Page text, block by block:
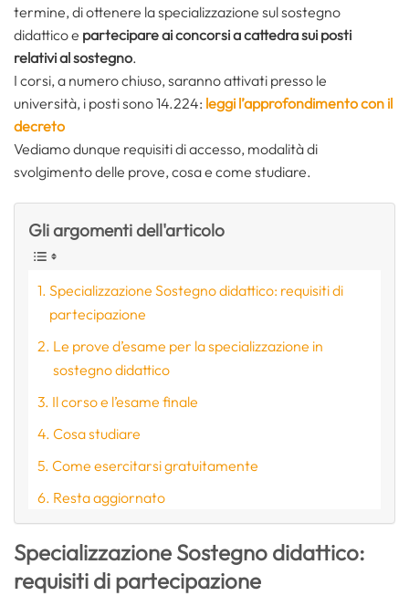
termine, di ottenere la specializzazione sul sostegno
didattico e partecipare ai concorsi a cattedrasui posti
relativi al sostegno.
I corsi, a numero chiuso, saranno attivati presso le
università, i posti sono 14.224: leggi l’approfondimento con il
decreto
Vediamo dunque requisiti di accesso, modalità di
svolgimento delle prove, cosa e come studiare.
Gli argomenti dell'articolo
Specializzazione Sostegno didattico: requisiti di
partecipazione
Le prove d’esame per la specializzazione in
sostegno didattico
Il corso e l’esame finale
Cosa studiare
Come esercitarsi gratuitamente
Resta aggiornato
Specializzazione Sostegno didattico:
requisiti di partecipazione